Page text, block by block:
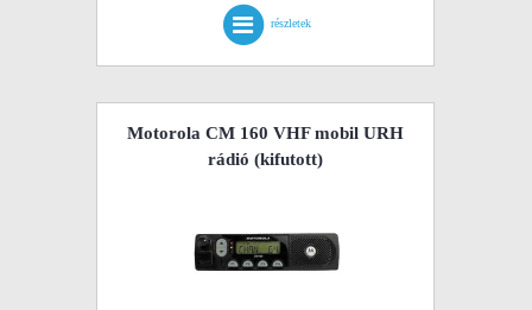
részletek
Motorola CM 160 VHF mobil URH
rádió (kifutott)